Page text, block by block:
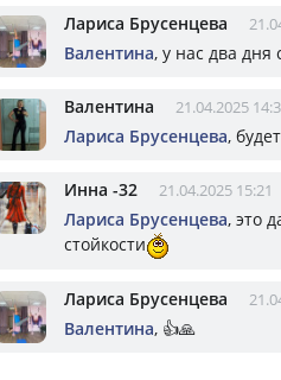
Лариса Брусенцева
Валентина, у нас два дня
Валентина 21.04.2025
Лариса Брусенцева,
Инна -32 21.04.2025 15:21
Лариса Брусенцева, это
стойкости
Лариса Брусенцева
Валентина, 👍🙏